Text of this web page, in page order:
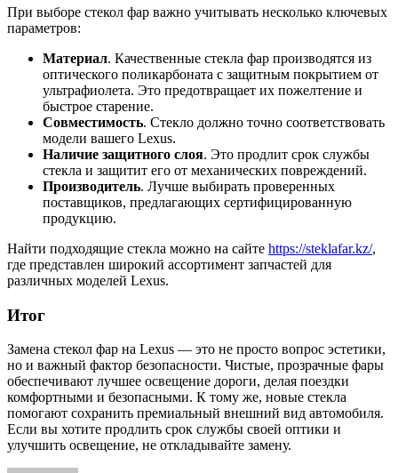
При выборе стекол фар важно учитывать несколько ключевых
параметров:
Материал. Качественные стекла фар производятся из
оптического поликарбоната с защитным покрытием от
ультрафиолета. Это предотвращает их пожелтение и
быстрое старение.
Совместимость. Стекло должно точно соответствовать
модели вашего Lexus.
Наличие защитного слоя. Это продлит срок службы
стекла и защитит его от механических повреждений.
Производитель. Лучше выбирать проверенных
поставщиков, предлагающих сертифицированную
продукцию.
Найти подходящие стекла можно на сайте https://steklafar.kz/,
где представлен широкий ассортимент запчастей для
различных моделей Lexus.
Итог
Замена стекол фар на Lexus — это не просто вопрос эстетики,
но и важный фактор безопасности. Чистые, прозрачные фары
обеспечивают лучшее освещение дороги, делая поездки
комфортными и безопасными. К тому же, новые стекла
помогают сохранить премиальный внешний вид автомобиля.
Если вы хотите продлить срок службы своей оптики и
улучшить освещение, не откладывайте замену.